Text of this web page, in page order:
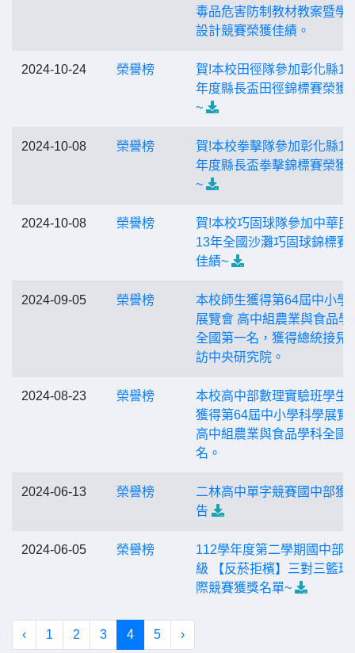
毒品危害防制教材教案暨學
設計競賽榮獲佳績。
2024-10-24 榮譽榜
賀!本校田徑隊參加彰化縣
年度縣長盃田徑錦標賽榮獲
~
2024-10-08 榮譽榜
賀!本校拳擊隊參加彰化縣
年度縣長盃拳擊錦標賽榮獲
~
2024-10-08 榮譽榜
賀!本校巧固球隊參加中華民
13年全國沙灘巧固球錦標賽
佳績~
2024-09-05 榮譽榜
本校師生獲得第64屆中小學
展覽會 高中組農業與食品學
全國第一名，獲得總統接見
訪中央研究院。
2024-08-23 榮譽榜
本校高中部數理實驗班學生
獲得第64屆中小學科學展覽
高中組農業與食品學科全國
名。
2024-06-13 榮譽榜
二林高中單字競賽國中部獲
告
2024-06-05 榮譽榜
112學年度第二學期國中部
級 【反菸拒檳】三對三籃球
際競賽獲獎名單~
‹ 1 2 3 4 5 ›